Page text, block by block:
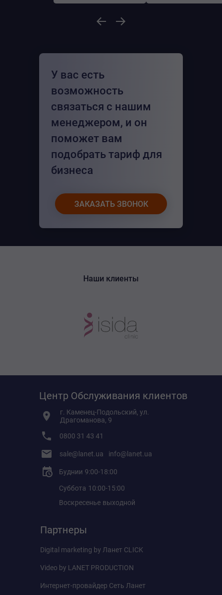
У вас есть
возможность
связаться с нашим
менеджером, и он
поможет вам
подобрать тариф для
бизнеса
ЗАКАЗАТЬ ЗВОНОК
Наши клиенты
Центр Обслуживания клиентов
г. Каменец-Подольский, ул.
Драгоманова, 9
0800 31 43 41
sale@lanet.ua info@lanet.ua
Буднии 9:00-18:00
Суббота 10:00-15:00
Воскресенье выходной
Партнеры
Digital marketing by Ланет CLICK
Video by LANET PRODUCTION
Интернет-провайдер Сеть Ланет